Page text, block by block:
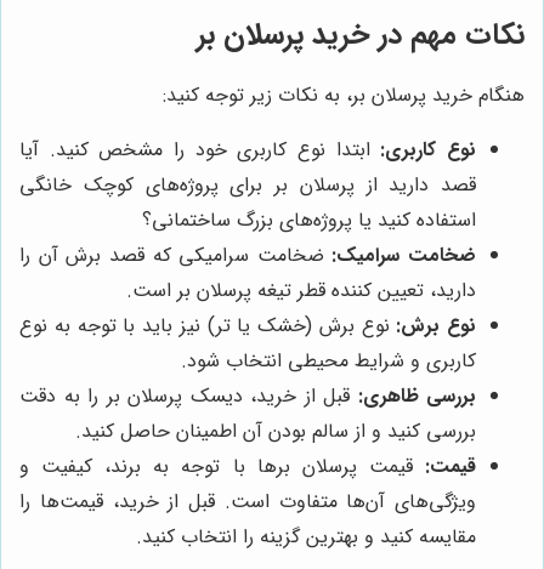
نکات مهم در خرید پرسلان بر
هنگام خرید پرسلان بر، به نکات زیر توجه کنید:
نوع کاربری: ابتدا نوع کاربری خود را مشخص کنید. آیا
قصد دارید از پرسلان بر برای پروژه‌های کوچک خانگی
استفاده کنید یا پروژه‌های بزرگ ساختمانی؟
ضخامت سرامیک: ضخامت سرامیکی که قصد برش آن را
دارید، تعیین کننده قطر تیغه پرسلان بر است.
نوع برش: نوع برش (خشک یا تر) نیز باید با توجه به نوع
کاربری و شرایط محیطی انتخاب شود.
بررسی ظاهری: قبل از خرید، دیسک پرسلان بر را به دقت
بررسی کنید و از سالم بودن آن اطمینان حاصل کنید.
قیمت: قیمت پرسلان برها با توجه به برند، کیفیت و
ویژگی‌های آن‌ها متفاوت است. قبل از خرید، قیمت‌ها را
مقایسه کنید و بهترین گزینه را انتخاب کنید.